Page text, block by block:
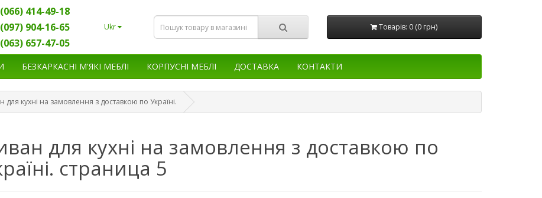
(066) 414-49-18
(097) 904-16-65
(063) 657-47-05
Ukr Товарів: 0 (0 грн)
БЕЗКАРКАСНІ М'ЯКІ МЕБЛІ КОРПУСНІ МЕБЛІ ДОСТАВКА КОНТАКТИ
для кухні на замовлення з доставкою по Україні.
для кухні на замовлення з доставкою по
страница 5